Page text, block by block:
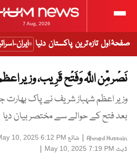
7 Aug, 2026
صفحۂ اول تازہ ترین پاکستان دنیا ایران-
نَصْر مِّن اللَّہ وَفَتْح قَرِيب، وزیر
وزیر اعظم شہباز شریف نے پاک
بعد فتح کے حوالے سے مختصر بیان دیا
Ahmed Hussain
| شائع 10, 2025 6:12 PM
ڈیٹ May 10, 2025 7:19 PM
|